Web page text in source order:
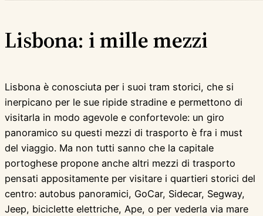
Lisbona: i mille mezzi
Lisbona è conosciuta per i suoi tram storici, che si
inerpicano per le sue ripide stradine e permettono di
visitarla in modo agevole e confortevole: un giro
panoramico su questi mezzi di trasporto è fra i must
del viaggio. Ma non tutti sanno che la capitale
portoghese propone anche altri mezzi di trasporto
pensati appositamente per visitare i quartieri storici del
centro: autobus panoramici, GoCar, Sidecar, Segway,
Jeep, biciclette elettriche, Ape, o per vederla via mare